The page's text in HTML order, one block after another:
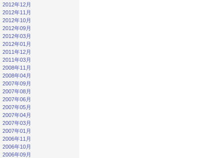
2012年12月
2012年11月
2012年10月
2012年09月
2012年03月
2012年01月
2011年12月
2011年03月
2008年11月
2008年04月
2007年09月
2007年08月
2007年06月
2007年05月
2007年04月
2007年03月
2007年01月
2006年11月
2006年10月
2006年09月